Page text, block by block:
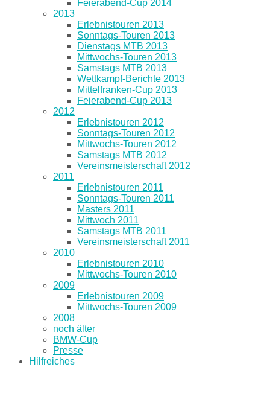
Feierabend-Cup 2014
2013
Erlebnistouren 2013
Sonntags-Touren 2013
Dienstags MTB 2013
Mittwochs-Touren 2013
Samstags MTB 2013
Wettkampf-Berichte 2013
Mittelfranken-Cup 2013
Feierabend-Cup 2013
2012
Erlebnistouren 2012
Sonntags-Touren 2012
Mittwochs-Touren 2012
Samstags MTB 2012
Vereinsmeisterschaft 2012
2011
Erlebnistouren 2011
Sonntags-Touren 2011
Masters 2011
Mittwoch 2011
Samstags MTB 2011
Vereinsmeisterschaft 2011
2010
Erlebnistouren 2010
Mittwochs-Touren 2010
2009
Erlebnistouren 2009
Mittwochs-Touren 2009
2008
noch älter
BMW-Cup
Presse
Hilfreiches